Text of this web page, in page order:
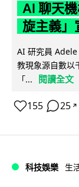
AI 聊天
旋主義」
AI 研究員
教現象源自數以
「...
閱讀全文
155 25 ↗
科技娛樂 生